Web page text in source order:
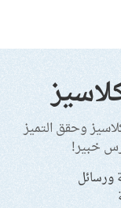
وحقق التميز
خبير!
ورسائل